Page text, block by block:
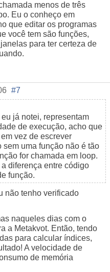
menos de três
Eu o conheço em
que editar os programas
você tem são funções,
para ter certeza de
#7
já notei, representam
de execução, acho que
vez de escrever
uma função não é tão
for chamada em loop.
diferença entre código
função.
não tenho verificado
naqueles dias com o
a Metakvot. Então, tendo
para calcular índices,
A velocidade de
de memória